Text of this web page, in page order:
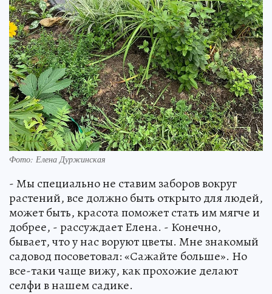
Фото: Елена Дуржинская
- Мы специально не ставим заборов вокруг
растений, все должно быть открыто для людей,
может быть, красота поможет стать им мягче и
добрее, - рассуждает Елена. - Конечно,
бывает, что у нас воруют цветы. Мне знакомый
садовод посоветовал: «Сажайте больше». Но
все-таки чаще вижу, как прохожие делают
селфи в нашем садике.